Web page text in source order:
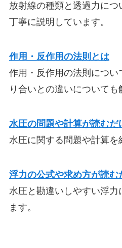
放射線の種類と透過力につ
丁寧に説明しています。
作用・反作用の法則とは
作用・反作用の法則につい
り合いとの違いについても
水圧の問題や計算が読むだ
水圧に関する問題や計算を
浮力の公式や求め方が読む
水圧と勘違いしやすい浮
ます。